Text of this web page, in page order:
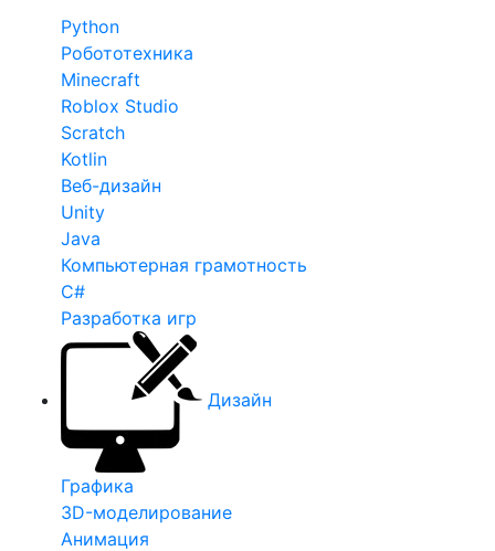
Python
Робототехника
Minecraft
Roblox Studio
Scratch
Kotlin
Веб-дизайн
Unity
Java
Компьютерная грамотность
C#
Разработка игр
Дизайн
Графика
3D-моделирование
Анимация